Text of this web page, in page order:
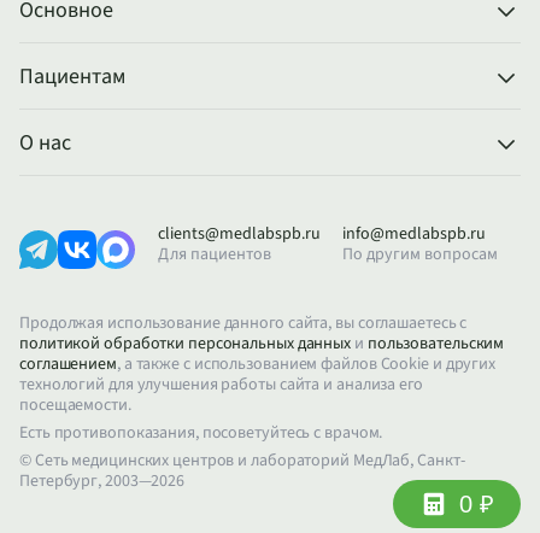
0 ₽
Основное
Пациентам
О нас
Продолжая использование данного сайта, вы соглашаетесь с
политикой обработки персональных данных и пользовательским
соглашением, а также с использованием файлов Cookie и других
технологий для улучшения работы сайта и анализа его
посещаемости.
Есть противопоказания, посоветуйтесь с врачом.
© Сеть медицинских центров и лабораторий МедЛаб, Санкт-
Петербург, 2003—2026
clients@medlabspb.ru
Для пациентов
info@medlabspb.ru
По другим вопросам